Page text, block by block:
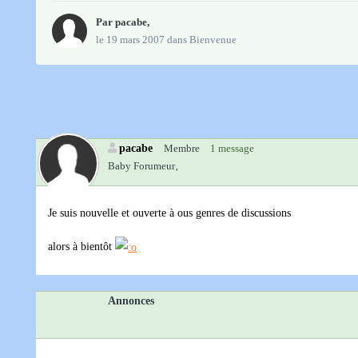
Par pacabe,
le 19 mars 2007 dans Bienvenue
pacabe Membre
1 message
Baby Forumeur‚
Je suis nouvelle et ouverte à ous genres de discussions
alors à bientôt
Annonces